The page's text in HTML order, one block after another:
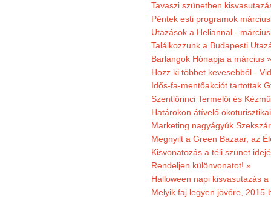
Tavaszi szünetben
Péntek esti programok
Utazások a Heliannal -
Találkozzunk a Budapesti
Barlangok Hónapja a március »
Hozz ki többet kevesebből -
Idős-fa-mentőakciót tartottak
Szentlőrinci Termelői és
Határokon átívelő
Marketing nagyágyúk
Megnyilt a Green Bazaar, az
Kisvonatozás a téli szünet
Rendeljen különvonatot! »
Halloween napi kisvasutazás
Melyik faj legyen jövőre,